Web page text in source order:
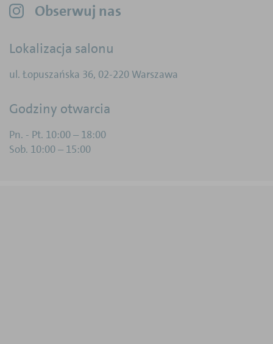
Obserwuj nas
Lokalizacja salonu
ul. Łopuszańska 36, 02-220 Warszawa
Godziny otwarcia
Pn. - Pt. 10:00 – 18:00
Sob. 10:00 – 15:00